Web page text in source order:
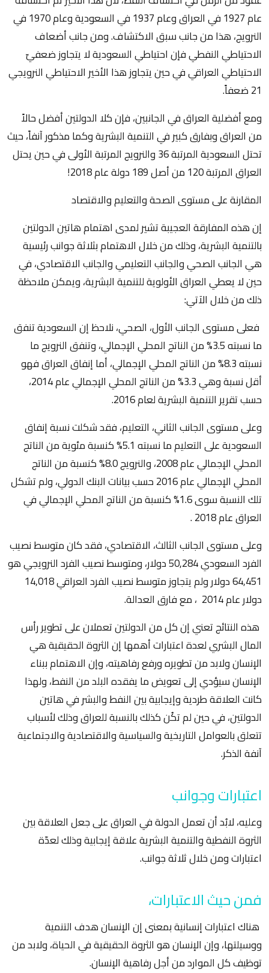
عام 1927 في العراق وعام 1937 في السعودية وعام 1970 في
النرويج، هذا من جانب سبق الاكتشاف. ومن جانب أضعاف
الاحتياطي النفطي فإن احتياطي السعودية لا يتجاوز ضعفيّ
الاحتياطي العراقي في حين يتجاوز هذا الأخير الاحتياطي النرويجي
21 ضعفاً.
ومع أفضلية العراق في الجانبين، فإن كلا الدولتين أفضل حالاً
من العراق وبفارق كبير في التنمية البشرية وكما مذكور آنفاً، حيث
تحتل السعودية المرتبة 36 والنرويج المرتبة الأولى في حين يحتل
العراق المرتبة 120 من أصل 189 دولة عام 2018!
المقارنة على مستوى الصحة والتعليم والاقتصاد
إن هذه المفارقة العجيبة تشير لمدى اهتمام هاتين الدولتين
بالتنمية البشرية، وذلك من خلال الاهتمام بثلاثة جوانب رئيسية
هي الجانب الصحي والجانب التعليمي والجانب الاقتصادي، في
حين لا يعطي العراق الأولوية للتنمية البشرية، ويمكن ملاحظة
ذلك من خلال الآتي:
فعلى مستوى الجانب الأول، الصحي، نلاحظ إن السعودية تنفق
ما نسبته 3.5% من الناتج المحلي الإجمالي، وتنفق النرويج ما
نسبته 8.3% من الناتج المحلي الإجمالي، أما إنفاق العراق فهو
أقل نسبة وهي 3.3% من الناتج المحلي الإجمالي عام 2014،
حسب تقرير التنمية البشرية لعام 2016.
وعلى مستوى الجانب الثاني، التعليم، فقد شكلت نسبة إنفاق
السعودية على التعليم ما نسبته 5.1% كنسبة مئوية من الناتج
المحلي الإجمالي عام 2008، والنرويج 8.0% كنسبة من الناتج
المحلي الإجمالي عام 2016 حسب بيانات البنك الدولي، ولم تشكل
تلك النسبة سوى 1.6% كنسبة من الناتج المحلي الإجمالي في
العراق عام 2018 .
وعلى مستوى الجانب الثالث، الاقتصادي، فقد كان متوسط نصيب
الفرد السعودي 50,284 دولار، ومتوسط نصيب الفرد النرويجي هو
64,451 دولار ولم يتجاوز متوسط نصيب الفرد العراقي 14,018
دولار عام 2014 ، مع فارق العدالة.
هذه النتائج تعني إن كل من الدولتين تعملان على تطوير رأس
المال البشري لعدة اعتبارات أهمها إن الثروة الحقيقية هي
الإنسان ولابد من تطويره ورفع رفاهيته، وإن الاهتمام ببناء
الإنسان سيؤدي إلى تعويض ما يفقده البلد من النفط، ولهذا
كانت العلاقة طردية وإيجابية بين النفط والبشر في هاتين
الدولتين، في حين لم تكُن كذلك بالنسبة للعراق وذلك لأسباب
تتعلق بالعوامل التاريخية والسياسية والاقتصادية والاجتماعية
آنفة الذكر.
اعتبارات وجوانب
وعليه، لابُد أن تعمل الدولة في العراق على جعل العلاقة بين
الثروة النفطية والتنمية البشرية علاقة إيجابية وذلك لعدّة
اعتبارات ومن خلال ثلاثة جوانب.
فمن حيث الاعتبارات،
هناك اعتبارات إنسانية بمعنى إن الإنسان هدف التنمية
ووسيلتها، وإن الإنسان هو الثروة الحقيقية في الحياة، ولابد من
توظيف كل الموارد من أجل رفاهية الإنسان.